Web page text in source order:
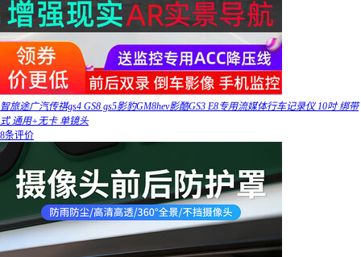
智旅途广汽传祺gs4 GS8 gs5影豹GM8hev影酷GS3 E8专用流媒体行车记录仪 10吋 绑带
式 通用+无卡 单镜头
8条评价